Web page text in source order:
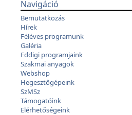
Navigáció
Bemutatkozás
Hírek
Féléves programunk
Galéria
Eddigi programjaink
Szakmai anyagok
Webshop
Hegesztőgépeink
SzMSz
Támogatóink
Elérhetőségeink